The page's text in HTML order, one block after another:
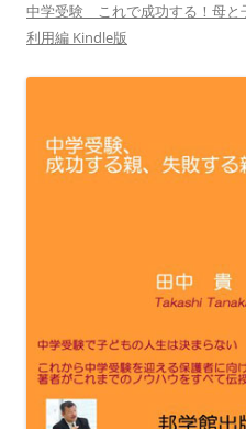
中学受験 これで成功する！母と
利用編 Kindle版